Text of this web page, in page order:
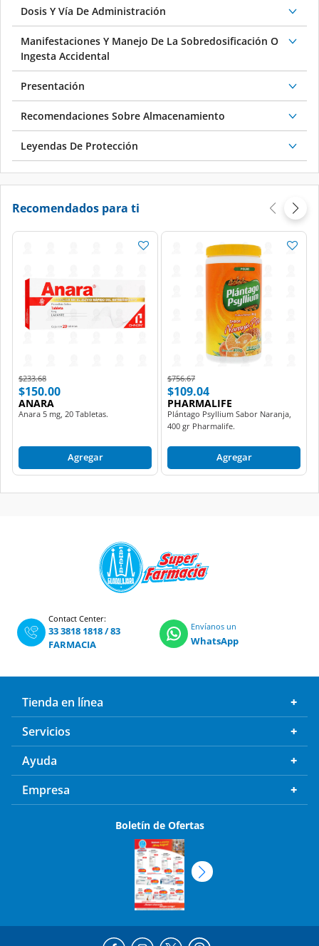
Dosis Y Vía De Administración
Manifestaciones Y Manejo De La Sobredosificación O
Ingesta Accidental
Presentación
Recomendaciones Sobre Almacenamiento
Leyendas De Protección
Recomendados para ti
Price reduced from
$233.68to
$150.00
ANARA
Anara 5 mg, 20 Tabletas.
Agregar
Price reduced from
$756.67to
$109.04
PHARMALIFE
Plántago Psyllium Sabor Naranja,
400 gr Pharmalife.
Agregar
Contact Center:
33 3818 1818/83
FARMACIA
Envíanos un
WhatsApp
Tienda en línea
Servicios
Ayuda
Empresa
Boletín de Ofertas